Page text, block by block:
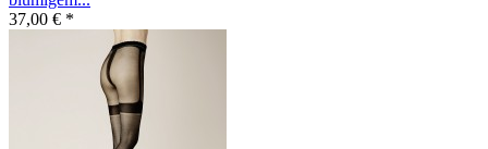
37,00 € *